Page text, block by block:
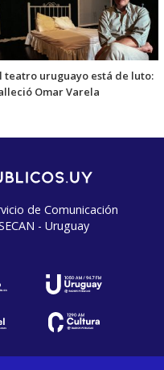
teatro uruguayo está de luto:
Omar Varela
de Comunicación
- Uruguay